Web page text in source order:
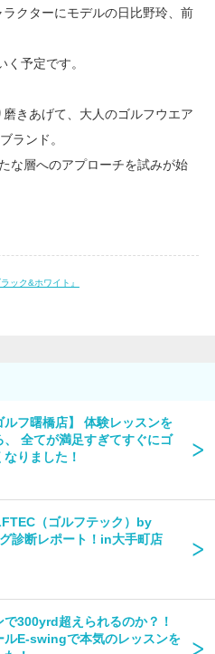
クターにモデルの日比野玲、前
予定です。
きあげて、大人のゴルフウエア
ランド。
な層へのアプローチを試みが始
ック&ホワイト』
ルフ曙橋店】 体験レッスンを
、 全てが満足すぎてすぐにゴ
りました！
（ゴルフテック）by
診断レポート！in大手町店
で300yrd超えられるのか？！
ルE-swingで本気のレッスンを